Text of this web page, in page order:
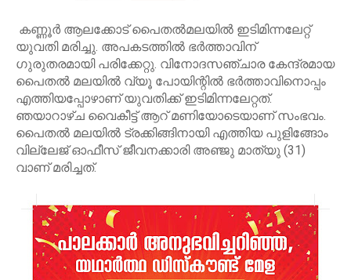
കണ്ണൂർ ആലക്കോട് പൈതൽമലയിൽ ഇടിമിന്നലേറ്റ്
യുവതി മരിച്ചു. അപകടത്തിൽ ഭർത്താവിന്
ഗുരുതരമായി പരിക്കേറ്റു. വിനോദസഞ്ചാര കേന്ദ്രമായ
പൈതൽ മലയിൽ വ്യൂ പോയിന്റിൽ ഭർത്താവിനൊപ്പം
എത്തിയപ്പോഴാണ് യുവതിക്ക് ഇടിമിന്നലേറ്റത്.
‍ഞയാറാഴ്ച വൈകീട്ട് ആറ് മണിയോടെയാണ് സംഭവം. ‌
പൈതൽ മലയിൽ ട്രക്കിങ്ങിനായി എത്തിയ പുളിങ്ങോം
വില്ലേജ് ഓഫീസ് ജീവനക്കാരി അഞ്ജു മാത്യു (31)
വാണ് മരിച്ചത്.